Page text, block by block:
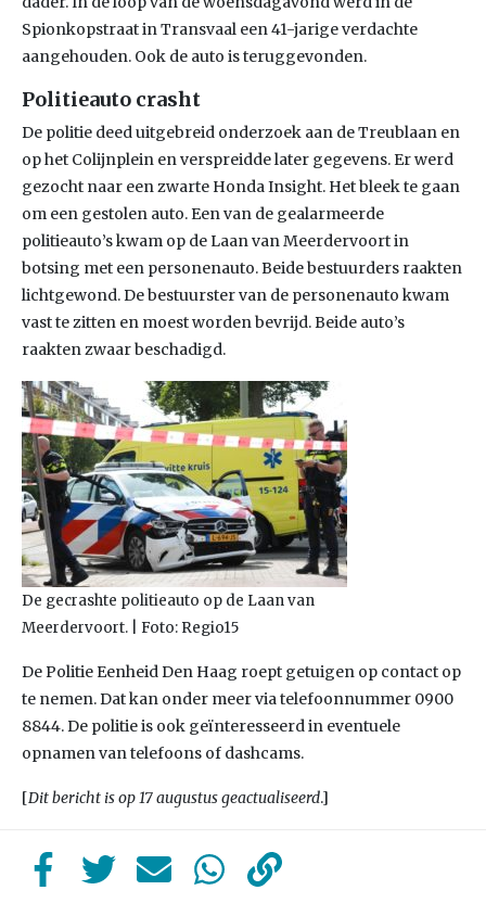
Spionkopstraat in Transvaal een 41-jarige verdachte
aangehouden. Ook de auto is teruggevonden.
Politieauto crasht
De politie deed uitgebreid onderzoek aan de Treublaan en
op het Colijnplein en verspreidde later gegevens. Er werd
gezocht naar een zwarte Honda Insight. Het bleek te gaan
om een gestolen auto. Een van de gealarmeerde
politieauto’s kwam op de Laan van Meerdervoort in
botsing met een personenauto. Beide bestuurders raakten
lichtgewond. De bestuurster van de personenauto kwam
vast te zitten en moest worden bevrijd. Beide auto’s
raakten zwaar beschadigd.
De gecrashte politieauto op de Laan van
Meerdervoort. | Foto: Regio15
De Politie Eenheid Den Haag roept getuigen op contact op
te nemen. Dat kan onder meer via telefoonnummer 0900
8844. De politie is ook geïnteresseerd in eventuele
opnamen van telefoons of dashcams.
[Dit bericht is op 17 augustus geactualiseerd.]